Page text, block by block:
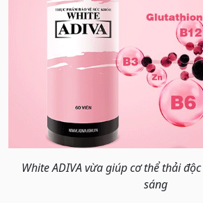
White ADIVA vừa giúp cơ thể thải
sáng